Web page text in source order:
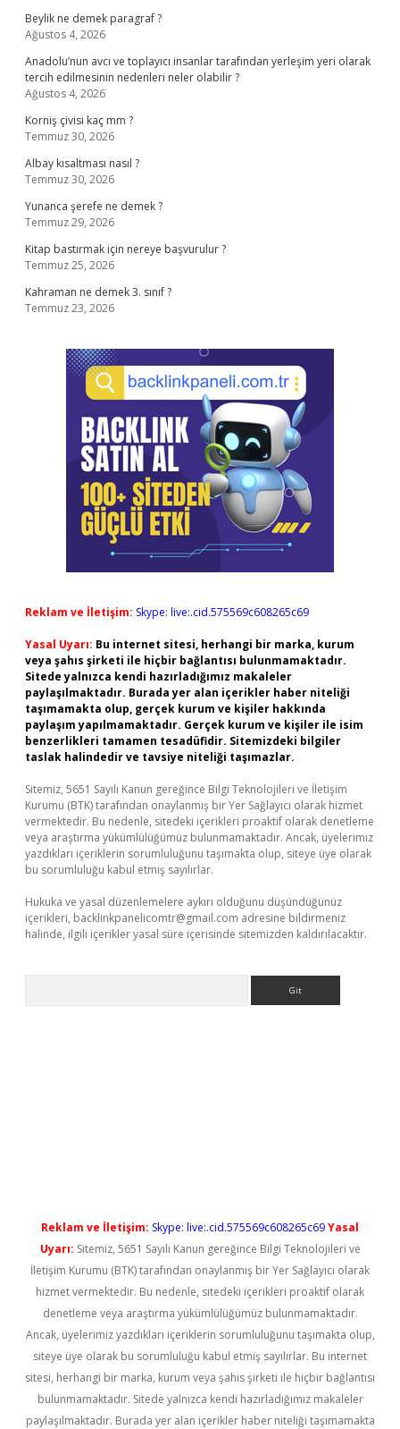
Beylik ne demek paragraf ?
Ağustos 4, 2026
Anadolu’nun avcı ve toplayıcı insanlar tarafından yerleşim yeri olarak
tercih edilmesinin nedenleri neler olabilir ?
Ağustos 4, 2026
Korniş çivisi kaç mm ?
Temmuz 30, 2026
Albay kısaltması nasıl ?
Temmuz 30, 2026
Yunanca şerefe ne demek ?
Temmuz 29, 2026
Kitap bastırmak için nereye başvurulur ?
Temmuz 25, 2026
Kahraman ne demek 3. sınıf ?
Temmuz 23, 2026
Reklam ve İletişim: Skype: live:.cid.575569c608265c69
Yasal Uyarı: Bu internet sitesi, herhangi bir marka, kurum
veya şahıs şirketi ile hiçbir bağlantısı bulunmamaktadır.
Sitede yalnızca kendi hazırladığımız makaleler
paylaşılmaktadır. Burada yer alan içerikler haber niteliği
taşımamakta olup, gerçek kurum ve kişiler hakkında
paylaşım yapılmamaktadır. Gerçek kurum ve kişiler ile isim
benzerlikleri tamamen tesadüfidir. Sitemizdeki bilgiler
taslak halindedir ve tavsiye niteliği taşımazlar.
Sitemiz, 5651 Sayılı Kanun gereğince Bilgi Teknolojileri ve İletişim
Kurumu (BTK) tarafından onaylanmış bir Yer Sağlayıcı olarak hizmet
vermektedir. Bu nedenle, sitedeki içerikleri proaktif olarak denetleme
veya araştırma yükümlülüğümüz bulunmamaktadır. Ancak, üyelerimiz
yazdıkları içeriklerin sorumluluğunu taşımakta olup, siteye üye olarak
bu sorumluluğu kabul etmiş sayılırlar.
Hukuka ve yasal düzenlemelere aykırı olduğunu düşündüğünüz
içerikleri, backlinkpanelicomtr@gmail.com adresine bildirmeniz
halinde, ilgili içerikler yasal süre içerisinde sitemizden kaldırılacaktır.
Reklam ve İletişim: Skype: live:.cid.575569c608265c69Yasal
Uyarı: Sitemiz, 5651 Sayılı Kanun gereğince Bilgi Teknolojileri ve
İletişim Kurumu (BTK) tarafından onaylanmış bir Yer Sağlayıcı olarak
hizmet vermektedir. Bu nedenle, sitedeki içerikleri proaktif olarak
denetleme veya araştırma yükümlülüğümüz bulunmamaktadır.
Ancak, üyelerimiz yazdıkları içeriklerin sorumluluğunu taşımakta olup,
siteye üye olarak bu sorumluluğu kabul etmiş sayılırlar. Bu internet
sitesi, herhangi bir marka, kurum veya şahıs şirketi ile hiçbir bağlantısı
bulunmamaktadır. Sitede yalnızca kendi hazırladığımız makaleler
paylaşılmaktadır. Burada yer alan içerikler haber niteliği taşımamakta